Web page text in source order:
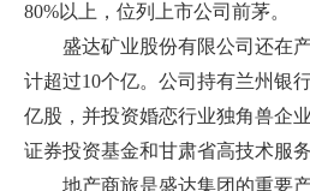
80%以上，位列上市公司前茅。
盛达矿业股份有限公司还在产
计超过10个亿。公司持有兰州银
亿股，并投资婚恋行业独角兽企
证券投资基金和甘肃省高技术服
地产商旅是盛达集团的重要产